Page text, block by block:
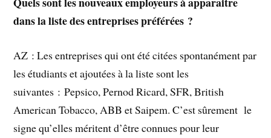
dans la liste des entreprises préférées ?
AZ : Les entreprises qui ont été citées spontanément par
les étudiants et ajoutées à la liste sont les
suivantes : Pepsico, Pernod Ricard, SFR, British
American Tobacco, ABB et Saipem. C’est sûrement le
signe qu’elles méritent d’être connues pour leur